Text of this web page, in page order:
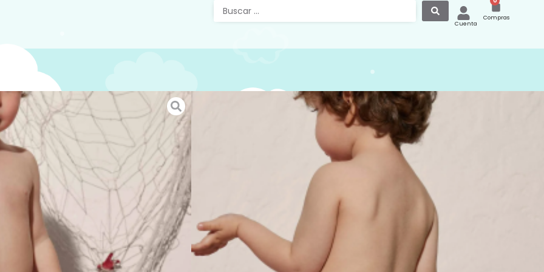
Cuenta
Compras
Bañador Short Estampado
Barcos Azul 97550
Bañador short estampado barcos en color azul
para niño, perfecto para disfrutar con estilo de
los días de playa en verano. Diseño de la marca
Te invitamos también a explorar otras opciones
debañadores para el verano
SKU:34842
Categorías:Bañadores,
Ropa y Accesorios